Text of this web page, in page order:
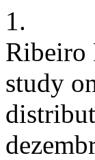
1.
Ribeiro
study